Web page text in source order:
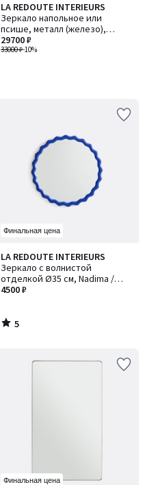
LA REDOUTE INTERIEURS
Зеркало напольное или
псише, металл (железо),
ширина 50 x высота 150 см,
IODUS / ИОДУС
33000 ₽-10%
29700 ₽
Финальная цена
LA REDOUTE INTERIEURS
Зеркало с волнистой
отделкой Ø35 см, Nadima /
Надима
4500 ₽
5
/
5
5
/
Финальная цена